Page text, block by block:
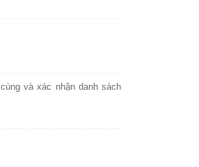
và xác nhận danh sách